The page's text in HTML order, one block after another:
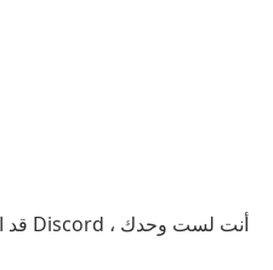
أنت لست وحدك ، Discord قد انخفض على مستوى العالم.